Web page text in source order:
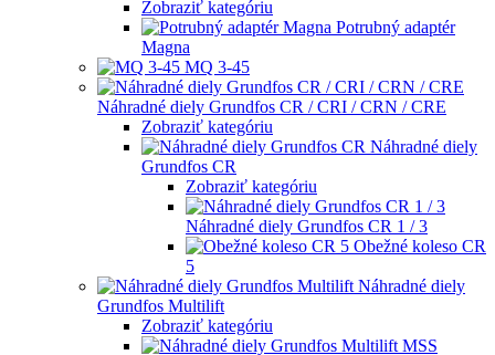
Zobraziť kategóriu
Potrubný adaptér
Magna
MQ 3-45
Náhradné diely Grundfos CR / CRI / CRN / CRE
Zobraziť kategóriu
Náhradné diely
Grundfos CR
Zobraziť kategóriu
Náhradné diely Grundfos CR 1 / 3
Obežné koleso CR
5
Náhradné diely
Grundfos Multilift
Zobraziť kategóriu